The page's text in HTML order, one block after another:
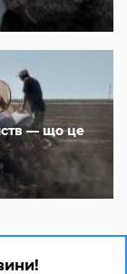
— що це